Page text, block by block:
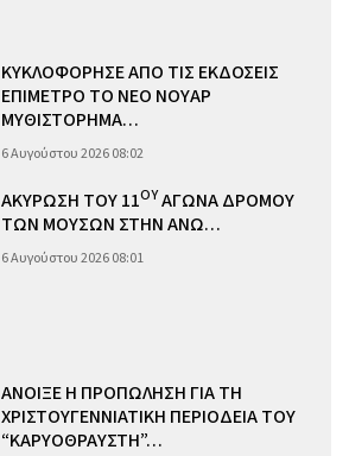
ΚΥΚΛΟΦΟΡΗΣΕ ΑΠΟ ΤΙΣ ΕΚΔΟΣΕΙΣ
ΕΠΙΜΕΤΡΟ ΤΟ ΝΕΟ ΝΟΥΑΡ
ΜΥΘΙΣΤΟΡΗΜΑ…
6 Αυγούστου 2026 08:02
ΑΚΥΡΩΣΗ ΤΟΥ 11ΟΥΑΓΩΝΑ ΔΡΟΜΟΥ
ΤΩΝ ΜΟΥΣΩΝ ΣΤΗΝ ΑΝΩ…
6 Αυγούστου 2026 08:01
ΑΝΟΙΞΕ Η ΠΡΟΠΩΛΗΣΗ ΓΙΑ ΤΗ
ΧΡΙΣΤΟΥΓΕΝΝΙΑΤΙΚΗ ΠΕΡΙΟΔΕΙΑ ΤΟΥ
“ΚΑΡΥΟΘΡΑΥΣΤΗ”…